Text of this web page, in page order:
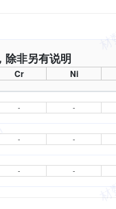
除非另有说明
Cr Ni
- -
- -
- -